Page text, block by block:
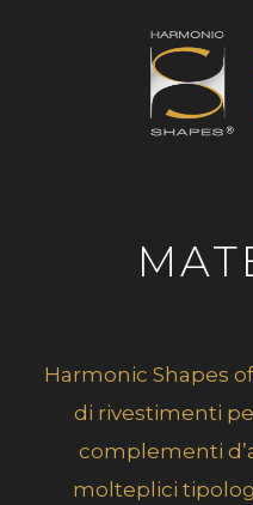
Harmonic Shapes
di rivestimenti
complementi
molteplici